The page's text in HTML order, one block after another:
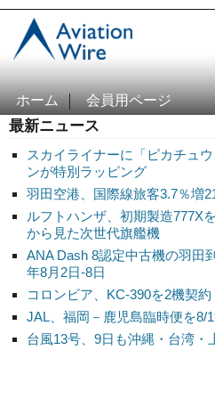
ホーム 会員用ページ
最新ニュース
スカイライナーに「ピカチュ
ンが特別ラッピング
羽田空港、国際線旅客3.7％増
ルフトハンザ、初期製造
から見た次世代旗艦機
ANA Dash 8認定中古機の羽
年8月2日-8日
コロンビア、KC-390を2機契
JAL、福岡－鹿児島臨時便を
台風13号、9日も沖縄・台湾